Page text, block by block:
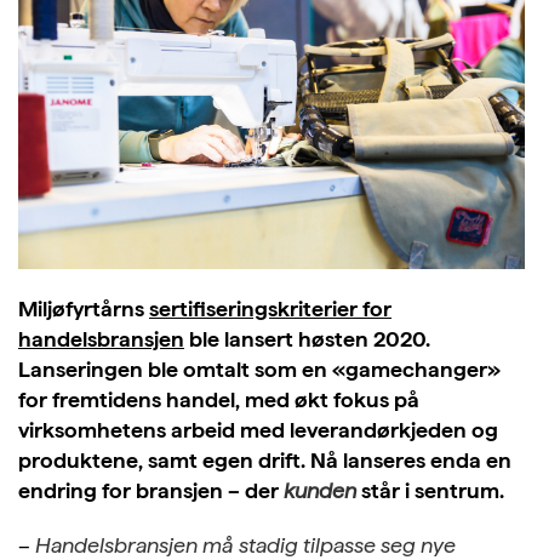
Miljøfyrtårnssertifiseringskriterier for
handelsbransjen ble lansert høsten 2020.
Lanseringen ble omtalt som en «gamechanger»
for fremtidens handel, med økt fokus på
virksomhetens arbeid med leverandørkjeden og
produktene, samt egen drift. Nå lanseres enda en
endring for bransjen – derkundenstår i sentrum.
– Handelsbransjen må stadig tilpasse seg nye